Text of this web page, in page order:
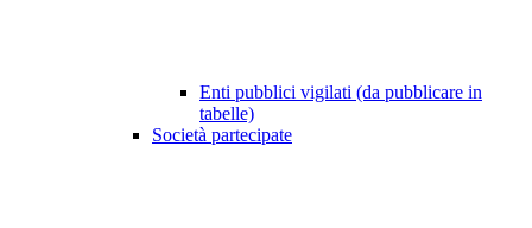
Enti pubblici vigilati (da pubblicare in
tabelle)
Società partecipate